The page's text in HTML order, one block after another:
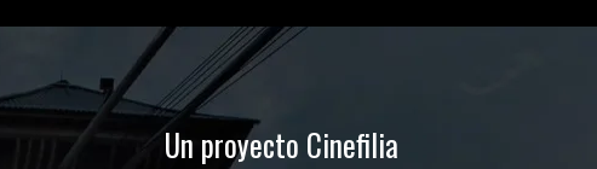
Un proyecto Cinefilia